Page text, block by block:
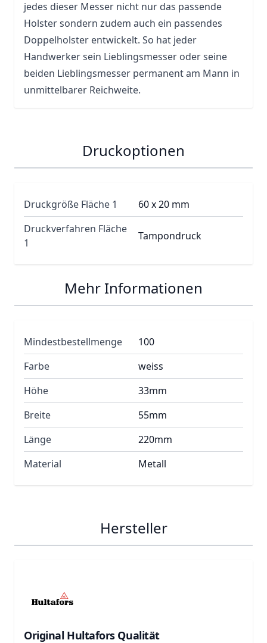
jedes dieser Messer nicht nur das passende
Holster sondern zudem auch ein passendes
Doppelholster entwickelt. So hat jeder
Handwerker sein Lieblingsmesser oder seine
beiden Lieblingsmesser permanent am Mann in
unmittelbarer Reichweite.
Druckoptionen
Druckgröße Fläche 1
60 x 20 mm
Druckverfahren Fläche
1
Tampondruck
Mehr Informationen
Mindestbestellmenge
100
Farbe
weiss
Höhe
33mm
Breite
55mm
Länge
220mm
Material
Metall
Hersteller
Original Hultafors Qualität